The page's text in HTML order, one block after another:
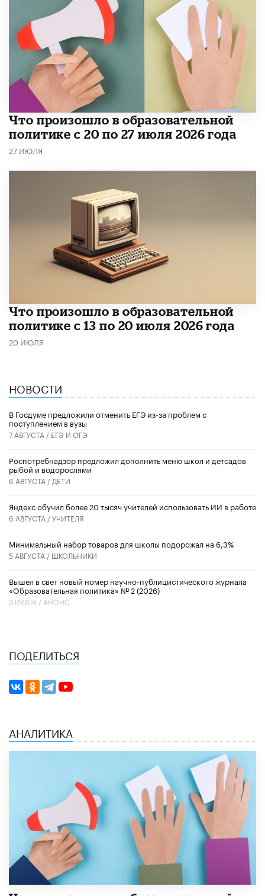
​Что произошло в образовательной
политике с 20 по 27 июля 2026 года
27 ИЮЛЯ
Что произошло в образовательной
политике с 13 по 20 июля 2026 года
20 ИЮЛЯ
НОВОСТИ
В Госдуме предложили отменить ЕГЭ из-за проблем с
поступлением в вузы
7 АВГУСТА / ЕГЭ И ОГЭ
Роспотребнадзор предложил дополнить меню школ и детсадов
рыбой и водорослями
6 АВГУСТА / ДЕТИ
​Яндекс обучил более 20 тысяч учителей использовать ИИ в работе
6 АВГУСТА /УЧИТЕЛЯ
Минимальный набор товаров для школы подорожал на 6,3%
5 АВГУСТА / ШКОЛЬНИКИ
Вышел в свет новый номер научно-публицистического журнала
«Образовательная политика» № 2 (2026)
3 ИЮЛЯ / АНОНС
ПОДЕЛИТЬСЯ
АНАЛИТИКА